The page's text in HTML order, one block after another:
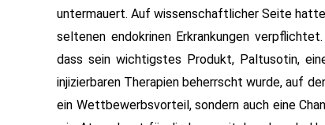
untermauert. Auf wissenschaftlicher Seite
seltenen endokrinen Erkrankungen
dass sein wichtigstes Produkt, Paltusotin,
injizierbaren Therapien beherrscht wurde, auf
ein Wettbewerbsvorteil, sondern auch eine